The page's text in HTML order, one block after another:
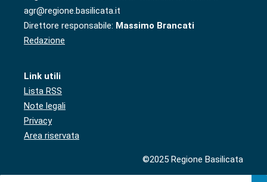
agr@regione.basilicata.it
Direttore responsabile: Massimo Brancati
Redazione
Link utili
Lista RSS
Note legali
Privacy
Area riservata
©2025 Regione Basilicata